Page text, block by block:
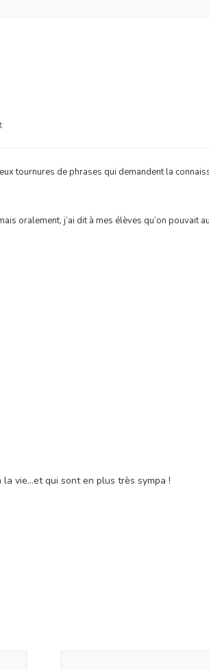
on
tournures de phrases qui demandent la
oralement, j’ai dit à mes élèves qu’on pouvait
vie…et qui sont en plus très sympa !